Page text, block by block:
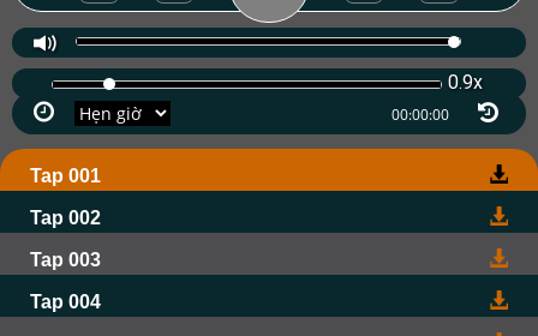
0.9x
Tap 001
Tap 002
Tap 003
Tap 004